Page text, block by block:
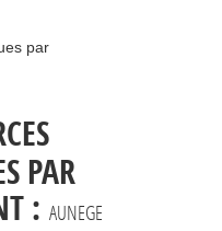
par
PAR
: AUNEGE